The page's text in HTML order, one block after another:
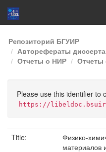
Skip
navigation
Репозиторий БГУИР
Авторефераты
Отчеты о НИР
Отчеты
Please use this identifier to
https://
Title:
Физико-
материалов